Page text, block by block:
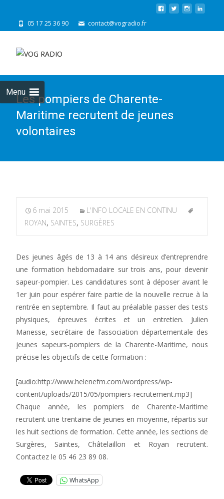
05 17 25 36 90 contact@vogradio.fr
Menu
Les pompiers de Charente-
Maritime recrutent de jeunes
volontaires
6 mai 2015
L'INFO LOCALE EN CONTINU
ROYAN, SAINTES, SURGÈRES
Des jeunes âgés de 13 à 14 ans désireux d’entreprendre
une formation hebdomadaire sur trois ans, pour devenir
sapeur-pompier. Les candidatures sont à déposer avant le
1er juin pour espérer faire partie de la nouvelle recrue à la
rentrée en septembre. Il faut au préalable passer des tests
physiques, épreuves écrites et un entretien. Julien
Manesse, secrétaire de l’association départementale des
jeunes sapeurs-pompiers de la Charente-Maritime, nous
précise les objectifs de cette formation :
[audio:http://www.helenefm.com/wordpress/wp-
content/uploads/2015/05/pompiers-recrutement.mp3]
Chaque année, les pompiers de Charente-Maritime
recrutent une trentaine de jeunes en moyenne, répartis sur
les huit sections de formation. Cette année, les sections de
Surgères, Saintes, Châtelaillon et Royan recrutent.
Contactez le 05 46 23 89 08.
WhatsApp